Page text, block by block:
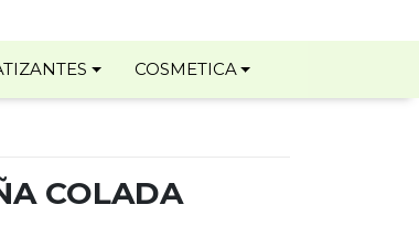
COSMETICA
COLADA